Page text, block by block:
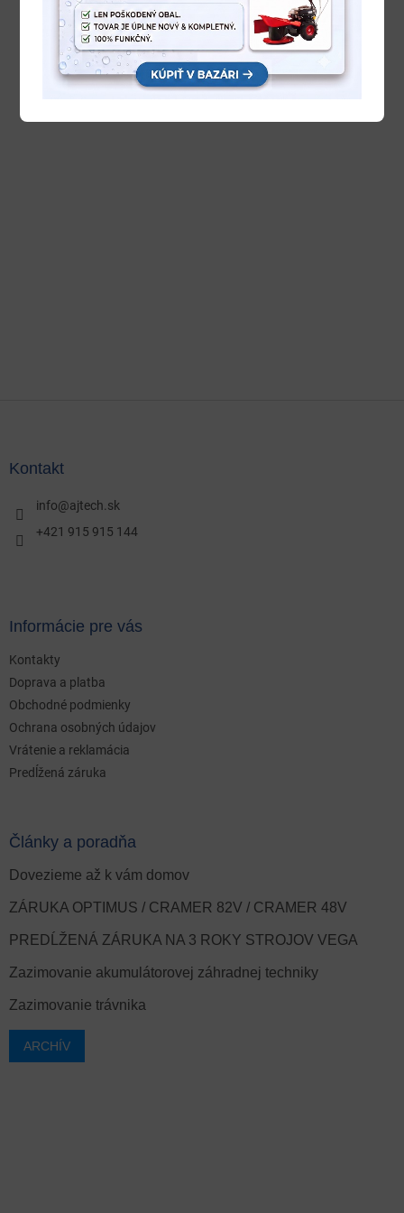
Kontakt
info@ajtech.sk
+421 915 915 144
Informácie pre vás
Kontakty
Doprava a platba
Obchodné podmienky
Ochrana osobných údajov
Vrátenie a reklamácia
Predĺžená záruka
Články a poradňa
Dovezieme až k vám domov
ZÁRUKA OPTIMUS / CRAMER 82V / CRAMER 48V
PREDĹŽENÁ ZÁRUKA NA 3 ROKY STROJOV VEGA
Zazimovanie akumulátorovej záhradnej techniky
Zazimovanie trávnika
ARCHÍV